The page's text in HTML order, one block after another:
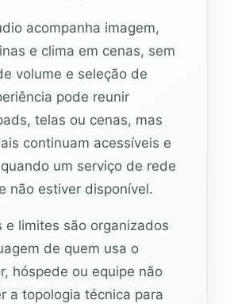
acompanha imagem,
e clima em cenas, sem
volume e seleção de
pode reunir
telas ou cenas, mas
continuam acessíveis e
um serviço de rede
não estiver disponível.
e limites são organizados
de quem usa o
hóspede ou equipe não
a topologia técnica para